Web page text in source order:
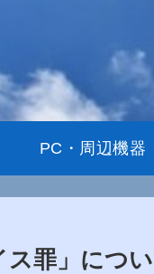
PC・周辺機器
ス罪」につ